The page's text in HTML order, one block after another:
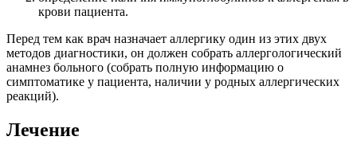
крови пациента.
Перед тем как врач назначает аллергику один из этих двух
методов диагностики, он должен собрать аллергологический
анамнез больного (собрать полную информацию о
симптоматике у пациента, наличии у родных аллергических
реакций).
Лечение